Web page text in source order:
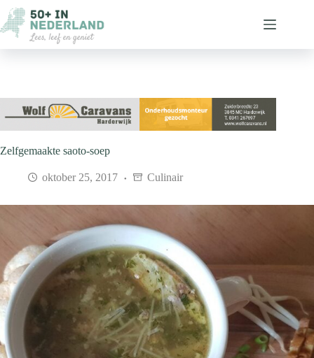
naar
de
inhoud
Zelfgemaakte saoto-soep
oktober 25, 2017 Culinair